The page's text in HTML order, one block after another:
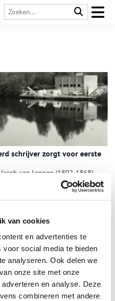
van cookies
en advertenties te
social media te bieden
analyseren. Ook delen we
onze site met onze
en analyse. Deze
combineren met andere
schrijver zorgt voor eerste
van Lennep (1802-1868)
Lennep is vooral bekend
advocaat heeft hij eveneens
gebied. Als
de basis van de oprichting
Maatschappij, het eerste